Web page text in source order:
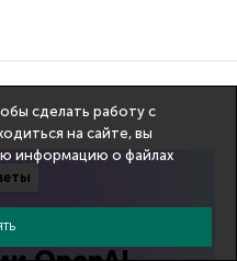
Hugging Face
сделать работу с
на сайте, вы
информацию о файлах